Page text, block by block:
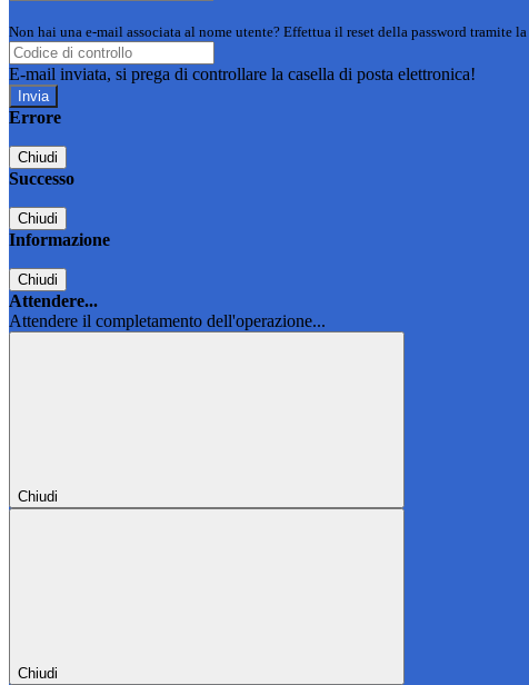
Non hai una e-mail associata al nome utente? Effettua il reset della password tramite la
E-mail inviata, si prega di controllare la casella di posta elettronica!
Errore
Chiudi
Successo
Chiudi
Informazione
Chiudi
Attendere...
Attendere il completamento dell'operazione...
Chiudi
Chiudi